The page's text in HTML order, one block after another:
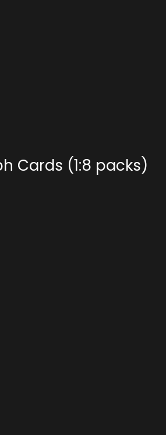
Cards (1:8 packs)